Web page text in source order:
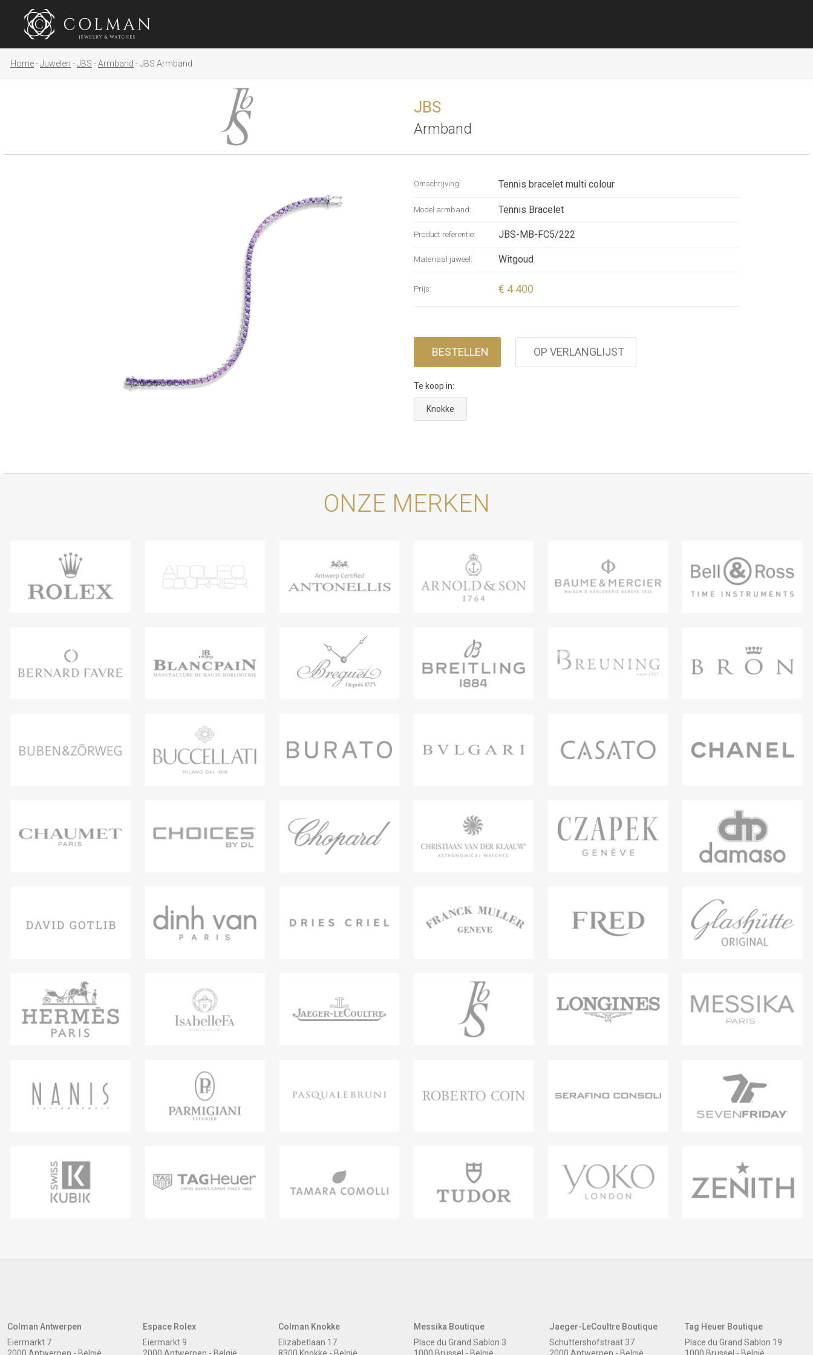
Home Juwelen JBS Armband JBS Armband
JBS
Armband
Omschrijving: Tennis bracelet multi colour
Model armband: Tennis Bracelet
Product referentie: JBS-MB-FC5/222
Materiaal juweel: Witgoud
Prijs: € 4 400
BESTELLEN OP VERLANGLIJST
Te koop in:
Knokke
ONZE MERKEN
Colman Antwerpen
Eiermarkt 7
2000 Antwerpen - België
Espace Rolex
Eiermarkt 9
2000 Antwerpen - België
Colman Knokke
Elizabetlaan 17
8300 Knokke - België
Messika Boutique
Place du Grand Sablon 3
1000 Brussel - België
Jaeger-LeCoultre Boutique
Schuttershofstraat 37
2000 Antwerpen - België
Tag Heuer Boutique
Place du Grand Sablon 19
1000 Brussel - België